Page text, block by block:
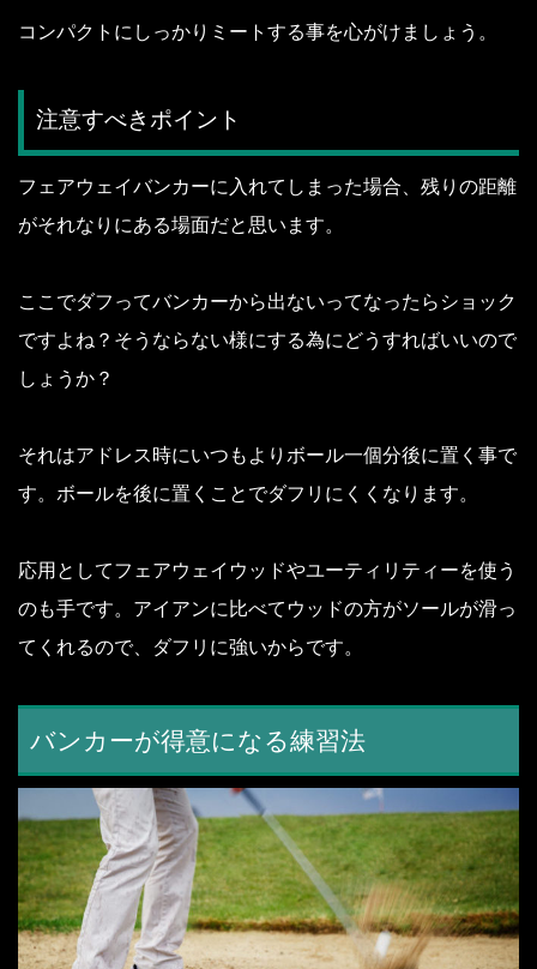
コンパクトにしっかりミートする事を心がけましょう。
注意すべきポイント
フェアウェイバンカーに入れてしまった場合、残りの距離
がそれなりにある場面だと思います。
ここでダフってバンカーから出ないってなったらショック
ですよね？ そうならない様にする為にどうすればいいので
しょうか？
それはアドレス時にいつもよりボール一個分後に置く事で
す。 ボールを後に置くことでダフリにくくなります。
応用としてフェアウェイウッドやユーティリティーを使う
のも手です。 アイアンに比べてウッドの方がソールが滑っ
てくれるので、ダフリに強いからです。
バンカーが得意になる練習法